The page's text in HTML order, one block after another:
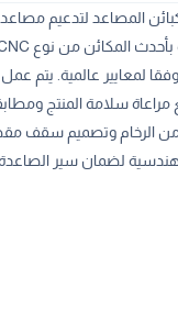
2020م المتخصص في تصنيع كبائن
لمعايير عالمية. يتم
سلامة المنتج
الرخام وتصميم سقف
لضمان سير